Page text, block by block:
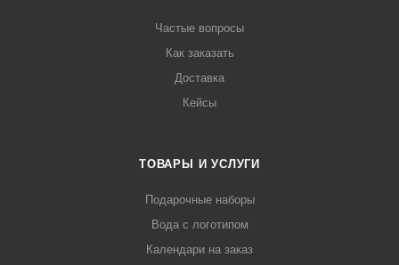
Частые вопросы
Как заказать
Доставка
Кейсы
ТОВАРЫ И УСЛУГИ
Подарочные наборы
Вода с логотипом
Календари на заказ